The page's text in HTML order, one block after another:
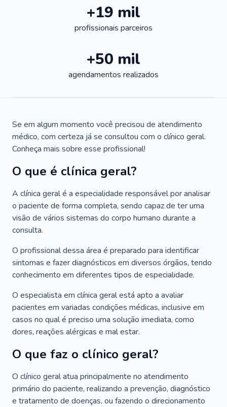
+19 mil
profissionais parceiros
+50 mil
agendamentos realizados
Se em algum momento você precisou de atendimento
médico, com certeza já se consultou com o clínico geral.
Conheça mais sobre esse profissional!
O que é clínica geral?
A clínica geral é a especialidade responsável por analisar
o paciente de forma completa, sendo capaz de ter uma
visão de vários sistemas do corpo humano durante a
consulta.
O profissional dessa área é preparado para identificar
sintomas e fazer diagnósticos em diversos órgãos, tendo
conhecimento em diferentes tipos de especialidade.
O especialista em clínica geral está apto a avaliar
pacientes em variadas condições médicas, inclusive em
casos no qual é preciso uma solução imediata, como
dores, reações alérgicas e mal estar.
O que faz o clínico geral?
O clínico geral atua principalmente no atendimento
primário do paciente, realizando a prevenção, diagnóstico
e tratamento de doenças, ou fazendo o direcionamento